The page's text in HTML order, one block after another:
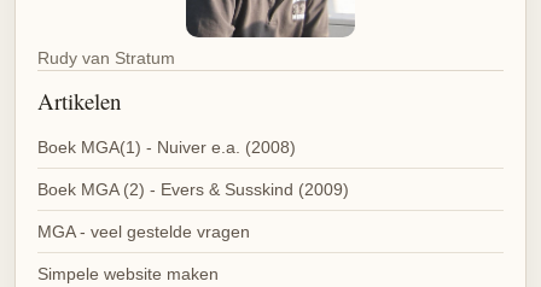
Rudy van Stratum
Artikelen
Boek MGA(1) - Nuiver e.a. (2008)
Boek MGA (2) - Evers & Susskind (2009)
MGA - veel gestelde vragen
Simpele website maken